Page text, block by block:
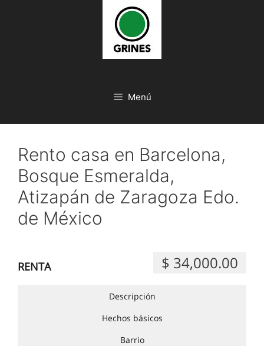
Menú
Rento casa en Barcelona,
Bosque Esmeralda,
Atizapán de Zaragoza Edo.
de México
RENTA $ 34,000.00
Descripción
Hechos básicos
Barrio